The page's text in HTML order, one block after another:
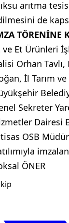
arıtma
de
TÖRENİNE
ve Et Ürünleri
Orhan
İl Tarım
Sekreter
Dairesi
OSB
ÖNER